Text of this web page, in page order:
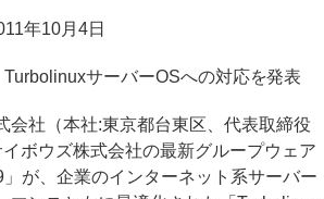
年10月4日
サーバーOSへの対応を発表
会社（本社:東京都台東区、代表取締役
ボウズ株式会社の最新グループウェア
」が、企業のインターネット系サーバー